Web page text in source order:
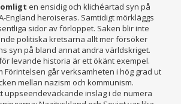
en ensidig och klichéartad syn på
England heroiseras. Samtidigt mörkläggs
sidor av förloppet. Saken blir inte
politiska kretsarna allt mer försöker
syn på bland annat andra världskriget.
levande historia är ett ökänt exempel.
Förintelsen går verksamheten i hög grad ut
mellan nazism och kommunism.
uppseendeväckande inslag i de numera